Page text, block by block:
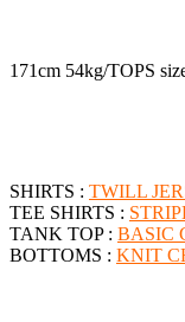
171cm 54kg/TOPS
SHIRTS : TWILL
TEE SHIRTS :
TANK TOP : BASIC
BOTTOMS : KNIT